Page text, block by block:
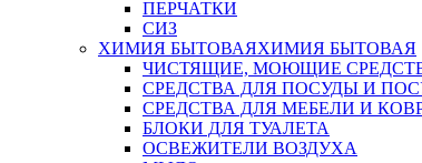
ПЕРЧАТКИ
СИЗ
ХИМИЯ БЫТОВАЯХИМИЯ БЫТОВАЯ
ЧИСТЯЩИЕ, МОЮЩИЕ
СРЕДСТВА ДЛЯ ПОСУДЫ И
СРЕДСТВА ДЛЯ МЕБЕЛИ И
БЛОКИ ДЛЯ ТУАЛЕТА
ОСВЕЖИТЕЛИ ВОЗДУХА